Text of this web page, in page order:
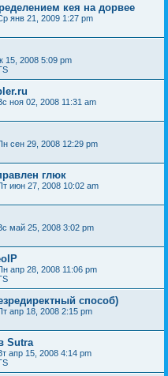
кея на дорвее
янв 21, 2009 1:27 pm
15, 2008 5:09 pm
ноя 02, 2008 11:31 am
сен 29, 2008 12:29 pm
глюк
июн 27, 2008 10:02 am
май 25, 2008 3:02 pm
апр 28, 2008 11:06 pm
способ)
апр 18, 2008 2:15 pm
Sutra
апр 15, 2008 4:14 pm